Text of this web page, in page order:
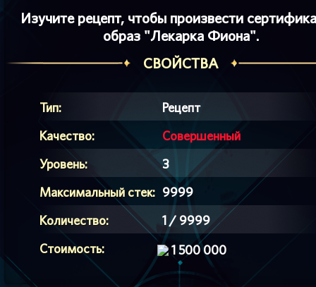
Изучите рецепт, чтобы произвести
образ "Лекарка Фиона".
СВОЙСТВА
Тип:
Рецепт
Качество:
Совершенный
Уровень:
3
Максимальный стек: 9999
Количество:
1 / 9999
Стоимость:
1 500 000